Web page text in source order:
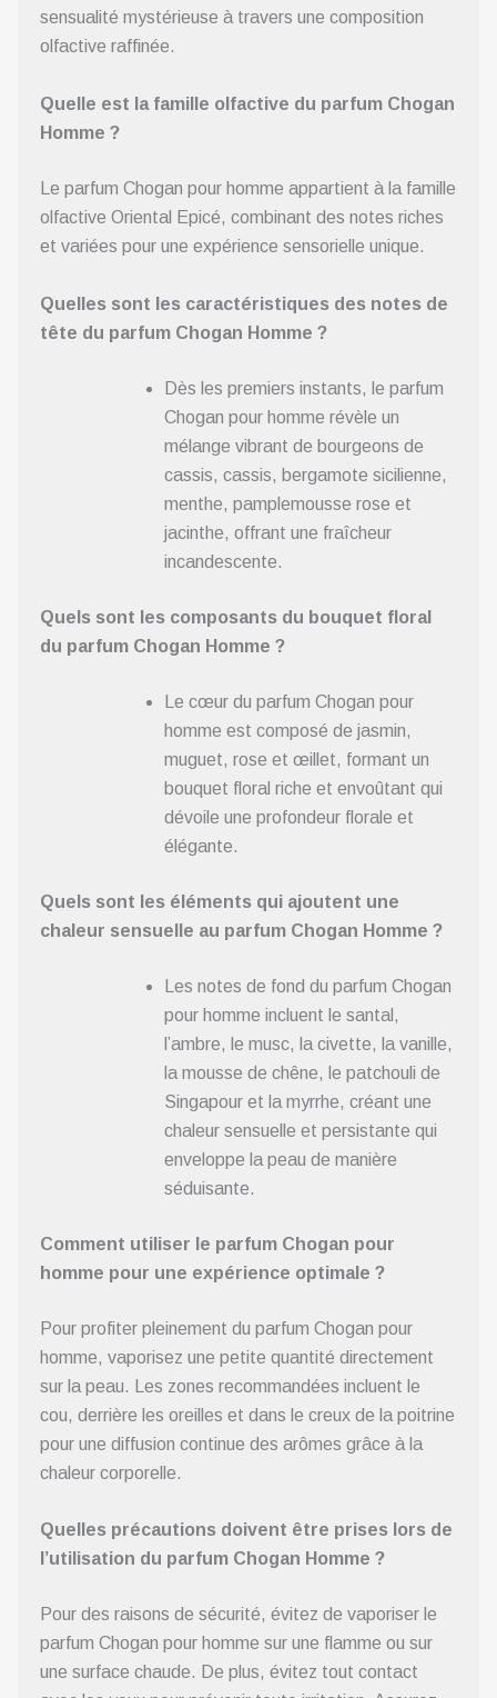
sensualité mystérieuse à travers une composition
olfactive raffinée.
Quelle est la famille olfactive du parfum Chogan
Homme ?
Le parfum Chogan pour homme appartient à la famille
olfactive Oriental Epicé, combinant des notes riches
et variées pour une expérience sensorielle unique.
Quelles sont les caractéristiques des notes de
tête du parfum Chogan Homme ?
Dès les premiers instants, le parfum
Chogan pour homme révèle un
mélange vibrant de bourgeons de
cassis, cassis, bergamote sicilienne,
menthe, pamplemousse rose et
jacinthe, offrant une fraîcheur
incandescente.
Quels sont les composants du bouquet floral
du parfum Chogan Homme ?
Le cœur du parfum Chogan pour
homme est composé de jasmin,
muguet, rose et œillet, formant un
bouquet floral riche et envoûtant qui
dévoile une profondeur florale et
élégante.
Quels sont les éléments qui ajoutent une
chaleur sensuelle au parfum Chogan Homme ?
Les notes de fond du parfum Chogan
pour homme incluent le santal,
l’ambre, le musc, la civette, la vanille,
la mousse de chêne, le patchouli de
Singapour et la myrrhe, créant une
chaleur sensuelle et persistante qui
enveloppe la peau de manière
séduisante.
Comment utiliser le parfum Chogan pour
homme pour une expérience optimale ?
Pour profiter pleinement du parfum Chogan pour
homme, vaporisez une petite quantité directement
sur la peau. Les zones recommandées incluent le
cou, derrière les oreilles et dans le creux de la poitrine
pour une diffusion continue des arômes grâce à la
chaleur corporelle.
Quelles précautions doivent être prises lors de
l’utilisation du parfum Chogan Homme ?
Pour des raisons de sécurité, évitez de vaporiser le
parfum Chogan pour homme sur une flamme ou sur
une surface chaude. De plus, évitez tout contact